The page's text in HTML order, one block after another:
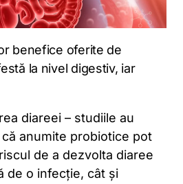
benefice oferite de
la nivel digestiv, iar
diareei – studiile au
anumite probiotice pot
de a dezvolta diaree
de o infecție, cât și